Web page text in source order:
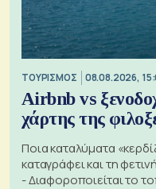
ΤΟΥΡΙΣΜΟΣ 08.08.2026,
Airbnb vs
χάρτης της
Ποια καταλύματα
καταγράφει και τη
- Διαφοροποιείται το